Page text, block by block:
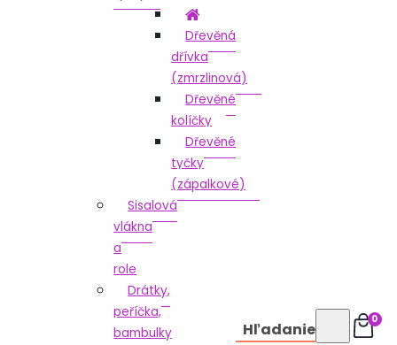
Dřevěná
dřívka
(zmrzlinová)
Dřevěné
kolíčky
Dřevěné
tyčky
(zápalkové)
Sisalová
vlákna
a
role
Drátky,
peříčka,
bambulky
Hľadanie 0